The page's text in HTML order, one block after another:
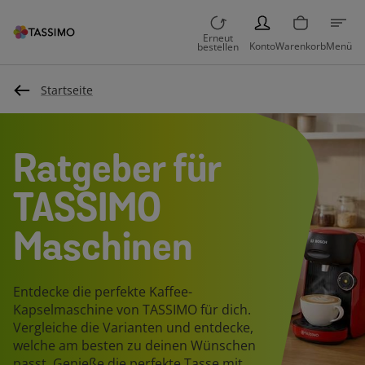
Erneut
bestellen
PERSON
KontoWarenkorbMenü
Startseite
Ratgeber für
TASSIMO
Maschinen
Entdecke die perfekte Kaffee-
Kapselmaschine von TASSIMO für dich.
Vergleiche die Varianten und entdecke,
welche am besten zu deinen Wünschen